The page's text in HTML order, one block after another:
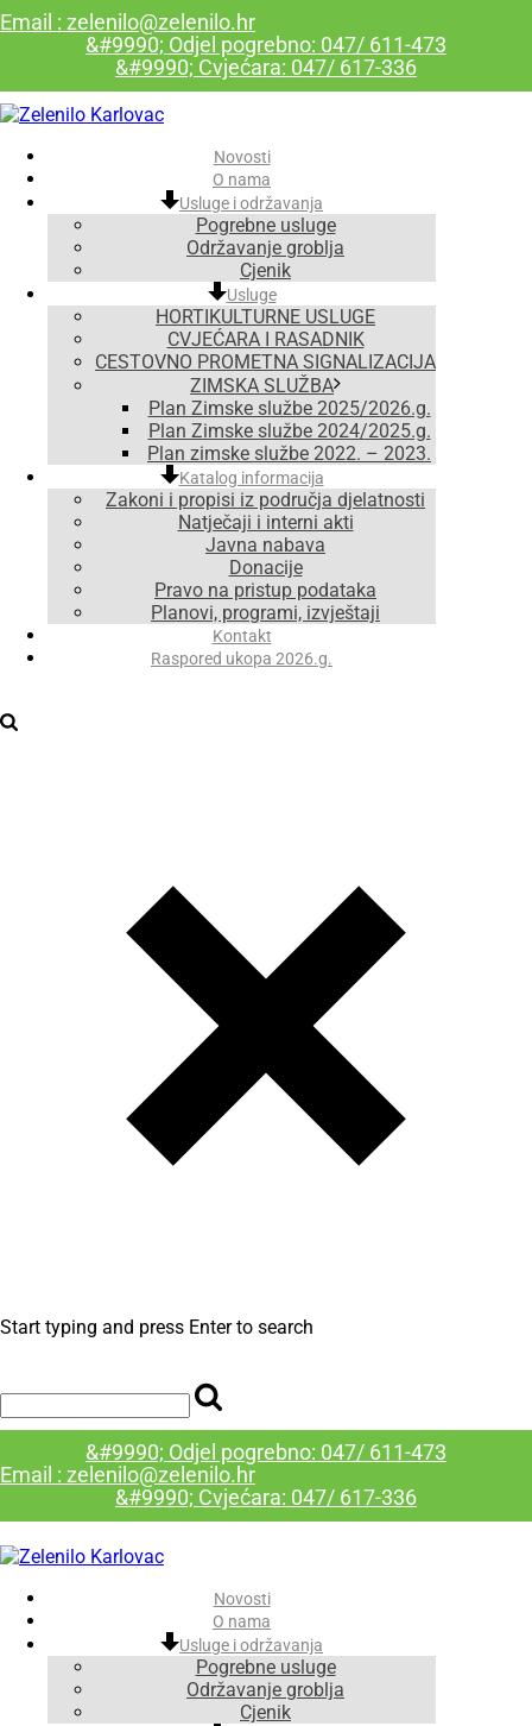
Email : zelenilo@zelenilo.hr
&#9990; Odjel pogrebno: 047/ 611-473
&#9990; Cvjećara: 047/ 617-336
Novosti
O nama
Usluge i održavanja
Pogrebne usluge
Održavanje groblja
Cjenik
Usluge
HORTIKULTURNE USLUGE
CVJEĆARA I RASADNIK
CESTOVNO PROMETNA SIGNALIZACIJA
ZIMSKA SLUŽBA
Plan Zimske službe 2025/2026.g.
Plan Zimske službe 2024/2025.g.
Plan zimske službe 2022. – 2023.
Katalog informacija
Zakoni i propisi iz područja djelatnosti
Natječaji i interni akti
Javna nabava
Donacije
Pravo na pristup podataka
Planovi, programi, izvještaji
Kontakt
Raspored ukopa 2026.g.
Start typing and press Enter to search
&#9990; Odjel pogrebno: 047/ 611-473
Email : zelenilo@zelenilo.hr
&#9990; Cvjećara: 047/ 617-336
Novosti
O nama
Usluge i održavanja
Pogrebne usluge
Održavanje groblja
Cjenik